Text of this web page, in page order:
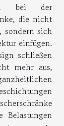
bei der
die nicht
sondern sich
einfügen.
schließen
mehr aus,
Belastungen